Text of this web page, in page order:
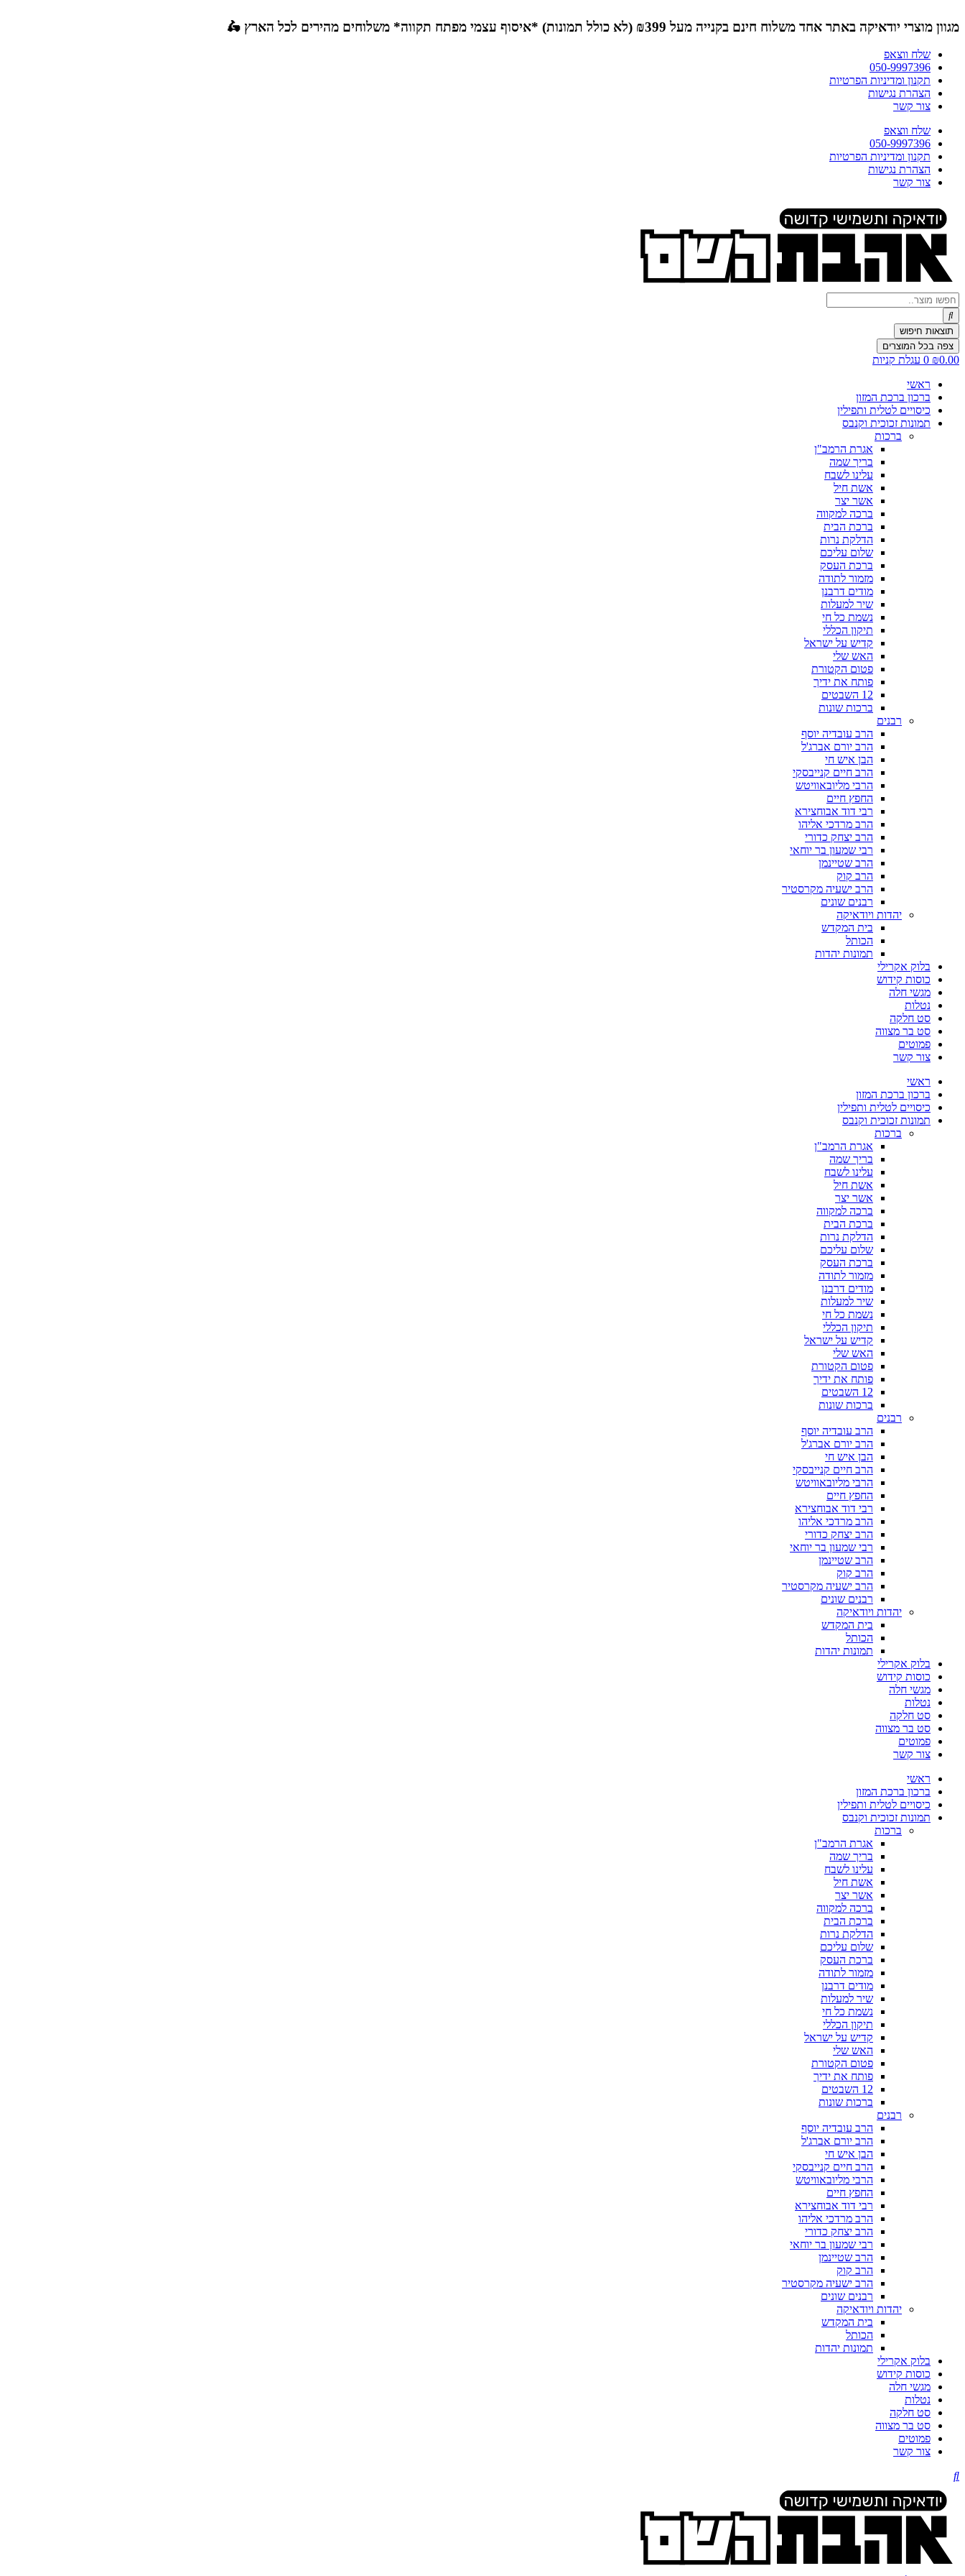
לתוכן
מגוון מוצרי יודאיקה באתר אחד משלוח חינם בקנייה מעל ₪399 (לא כולל תמונות) *איסוף עצמי מפתח תקווה* משלוחים מהירים לכל הארץ 🛵
שלח ווצאפ
050-9997396
תקנון ומדיניות הפרטיות
הצהרת נגישות
צור קשר
שלח ווצאפ
050-9997396
תקנון ומדיניות הפרטיות
הצהרת נגישות
צור קשר
Search
...
תוצאות חיפוש
צפה בכל המוצרים
₪0.00
0 עגלת קניות
ראשי
ברכון ברכת המזון
כיסויים לטלית ותפילין
תמונות זכוכית וקנבס
ברכות
אגרת הרמב"ן
בריך שמה
עלינו לשבח
אשת חיל
אשר יצר
ברכה למקווה
ברכת הבית
הדלקת נרות
שלום עליכם
ברכת העסק
מזמור לתודה
מודים דרבנן
שיר למעלות
נשמת כל חי
תיקון הכללי
קדיש על ישראל
האש שלי
פטום הקטורת
פותח את ידיך
12 השבטים
ברכות שונות
רבנים
הרב עובדיה יוסף
הרב יורם אברג'ל
הבן איש חי
הרב חיים קנייבסקי
הרבי מליובאוויטש
החפץ חיים
רבי דוד אבוחצירא
הרב מרדכי אליהו
הרב יצחק כדורי
רבי שמעון בר יוחאי
הרב שטיינמן
הרב קוק
הרב ישעיה מקרסטיר
רבנים שונים
יהדות ויודאיקה
בית המקדש
הכותל
תמונות יהדות
בלוק אקרילי
כוסות קידוש
מגשי חלה
נטלות
סט חלקה
סט בר מצווה
פמוטים
צור קשר
ראשי
ברכון ברכת המזון
כיסויים לטלית ותפילין
תמונות זכוכית וקנבס
ברכות
אגרת הרמב"ן
בריך שמה
עלינו לשבח
אשת חיל
אשר יצר
ברכה למקווה
ברכת הבית
הדלקת נרות
שלום עליכם
ברכת העסק
מזמור לתודה
מודים דרבנן
שיר למעלות
נשמת כל חי
תיקון הכללי
קדיש על ישראל
האש שלי
פטום הקטורת
פותח את ידיך
12 השבטים
ברכות שונות
רבנים
הרב עובדיה יוסף
הרב יורם אברג'ל
הבן איש חי
הרב חיים קנייבסקי
הרבי מליובאוויטש
החפץ חיים
רבי דוד אבוחצירא
הרב מרדכי אליהו
הרב יצחק כדורי
רבי שמעון בר יוחאי
הרב שטיינמן
הרב קוק
הרב ישעיה מקרסטיר
רבנים שונים
יהדות ויודאיקה
בית המקדש
הכותל
תמונות יהדות
בלוק אקרילי
כוסות קידוש
מגשי חלה
נטלות
סט חלקה
סט בר מצווה
פמוטים
צור קשר
ראשי
ברכון ברכת המזון
כיסויים לטלית ותפילין
תמונות זכוכית וקנבס
ברכות
אגרת הרמב"ן
בריך שמה
עלינו לשבח
אשת חיל
אשר יצר
ברכה למקווה
ברכת הבית
הדלקת נרות
שלום עליכם
ברכת העסק
מזמור לתודה
מודים דרבנן
שיר למעלות
נשמת כל חי
תיקון הכללי
קדיש על ישראל
האש שלי
פטום הקטורת
פותח את ידיך
12 השבטים
ברכות שונות
רבנים
הרב עובדיה יוסף
הרב יורם אברג'ל
הבן איש חי
הרב חיים קנייבסקי
הרבי מליובאוויטש
החפץ חיים
רבי דוד אבוחצירא
הרב מרדכי אליהו
הרב יצחק כדורי
רבי שמעון בר יוחאי
הרב שטיינמן
הרב קוק
הרב ישעיה מקרסטיר
רבנים שונים
יהדות ויודאיקה
בית המקדש
הכותל
תמונות יהדות
בלוק אקרילי
כוסות קידוש
מגשי חלה
נטלות
סט חלקה
סט בר מצווה
פמוטים
צור קשר